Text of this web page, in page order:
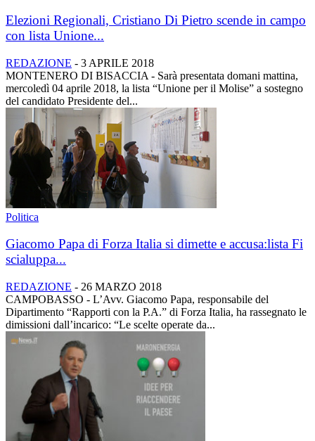
Elezioni Regionali, Cristiano Di Pietro scende in campo
con lista Unione...
REDAZIONE - 3 APRILE 2018
MONTENERO DI BISACCIA - Sarà presentata domani mattina,
mercoledì 04 aprile 2018, la lista “Unione per il Molise” a sostegno
del candidato Presidente del...
Politica
Giacomo Papa di Forza Italia si dimette e accusa:lista Fi
scialuppa...
REDAZIONE - 26 MARZO 2018
CAMPOBASSO - L’Avv. Giacomo Papa, responsabile del
Dipartimento “Rapporti con la P.A.” di Forza Italia, ha rassegnato le
dimissioni dall’incarico: “Le scelte operate da...